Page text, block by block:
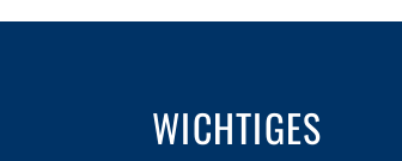
WICHTIGES